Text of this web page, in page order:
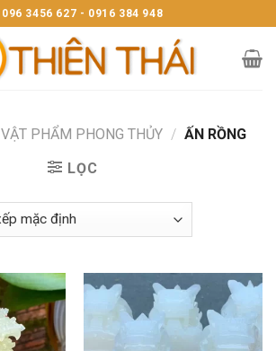
096 3456 627 - 0916 384 948
VẬT PHẨM PHONG THỦY / ẤN RỒNG
LỌC